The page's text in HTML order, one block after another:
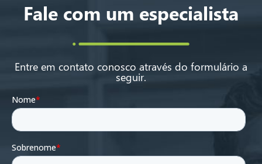
Fale com um especialista
Entre em contato conosco através do formulário a
seguir.